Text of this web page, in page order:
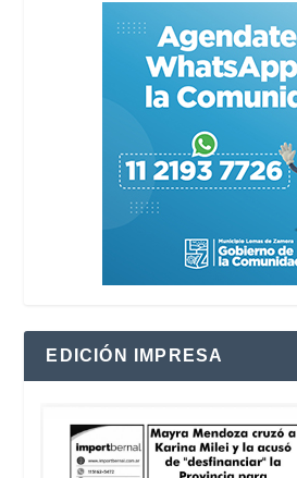
EDICIÓN IMPRESA